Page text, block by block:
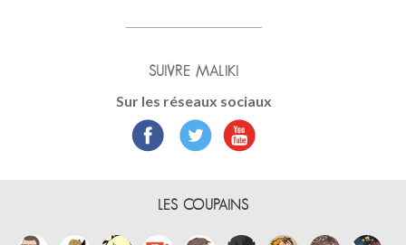
SUIVRE MALIKI
Sur les réseaux sociaux
LES COUPAINS